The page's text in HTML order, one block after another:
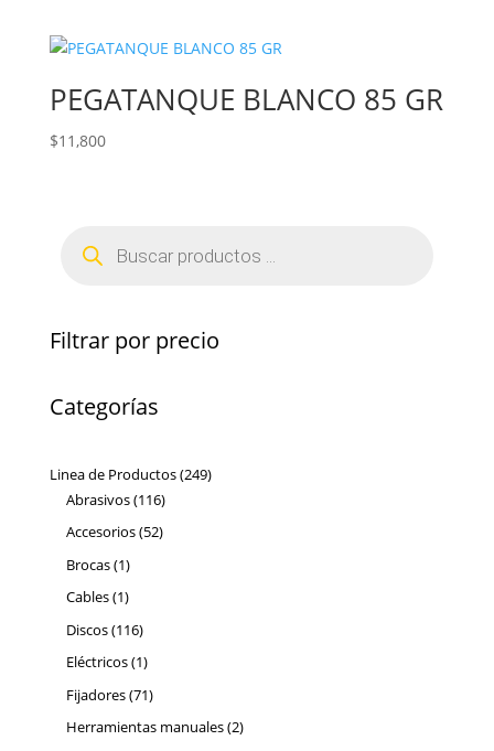
PEGATANQUE BLANCO 85 GR
$11,800
productos
Filtrar por precio
Categorías
Linea de Productos 249249
Abrasivos 116116
productos
Accesorios 5252
Brocas 11
producto
Cables 11
producto
Discos 116116
productos
Eléctricos 11
producto
Fijadores 7171
productos
Herramientas manuales 22